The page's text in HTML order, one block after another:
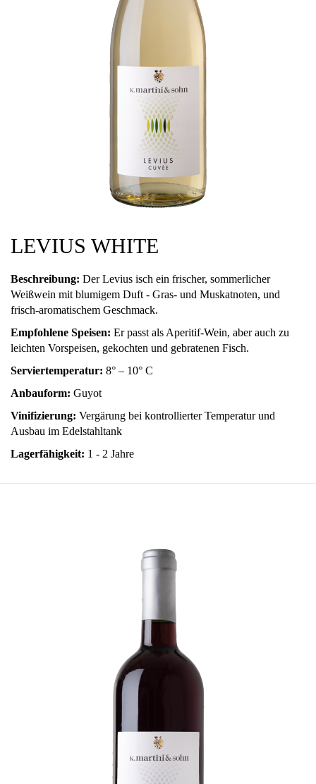
LEVIUS WHITE
Beschreibung: Der Levius isch ein frischer, sommerlicher
Weißwein mit blumigem Duft - Gras- und Muskatnoten, und
frisch-aromatischem Geschmack.
Empfohlene Speisen: Er passt als Aperitif-Wein, aber auch zu
leichten Vorspeisen, gekochten und gebratenen Fisch.
Serviertemperatur: 8° – 10° C
Anbauform: Guyot
Vinifizierung: Vergärung bei kontrollierter Temperatur und
Ausbau im Edelstahltank
Lagerfähigkeit: 1 - 2 Jahre